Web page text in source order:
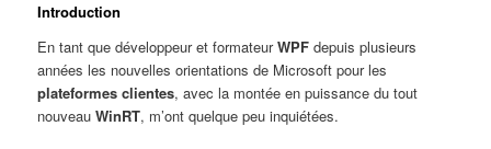
Introduction
En tant que développeur et formateurWPF depuis plusieurs
années les nouvelles orientations de Microsoft pour les
plateformes clientes, avec la montée en puissance du tout
nouveauWinRT, m’ont quelque peu inquiétées.